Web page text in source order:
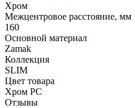
Хром
Межцентровое расстояние, мм
160
Основной материал
Zamak
Коллекция
SLIM
Цвет товара
Хром PC
Отзывы